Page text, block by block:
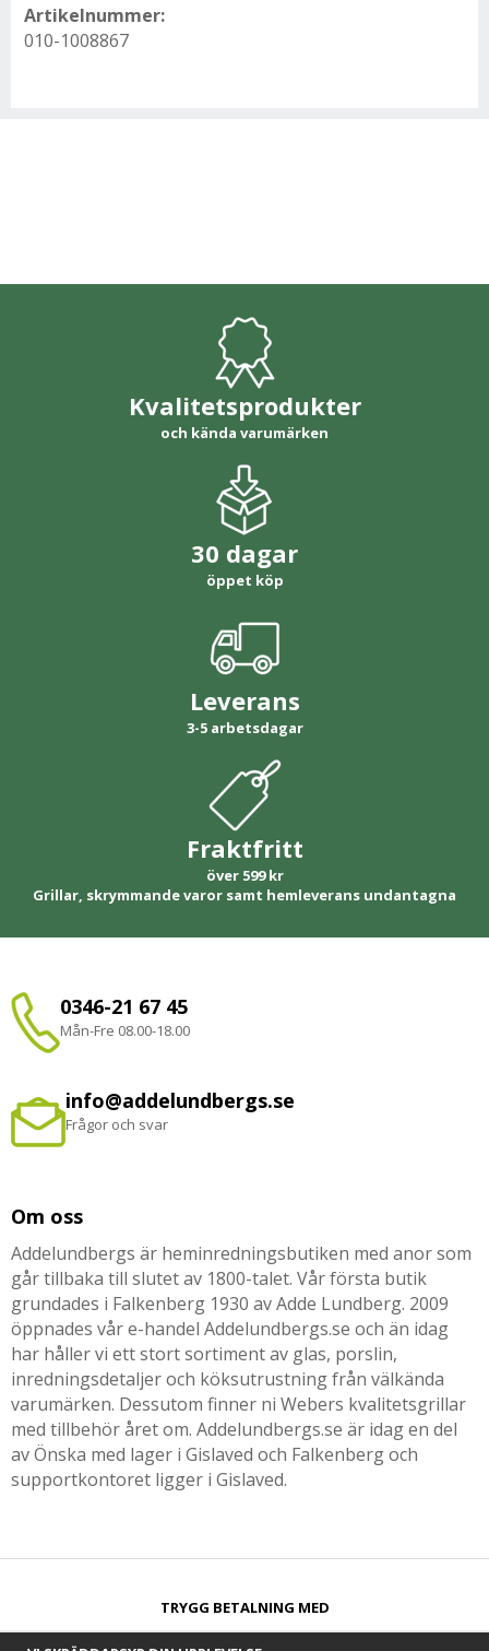
Artikelnummer:
010-1008867
Kvalitetsprodukter
och kända varumärken
30 dagar
öppet köp
Leverans
3-5 arbetsdagar
Fraktfritt
över 599 kr
Grillar, skrymmande varor samt hemleverans undantagna
0346-21 67 45
Mån-Fre 08.00-18.00
info@addelundbergs.se
Frågor och svar
Om oss
Addelundbergs är heminredningsbutiken med anor som
går tillbaka till slutet av 1800-talet. Vår första butik
grundades i Falkenberg 1930 av Adde Lundberg. 2009
öppnades vår e-handel Addelundbergs.se och än idag
har håller vi ett stort sortiment av glas, porslin,
inredningsdetaljer och köksutrustning från välkända
varumärken. Dessutom finner ni Webers kvalitetsgrillar
med tillbehör året om. Addelundbergs.se är idag en del
av Önska med lager i Gislaved och Falkenberg och
supportkontoret ligger i Gislaved.
TRYGG BETALNING MED​